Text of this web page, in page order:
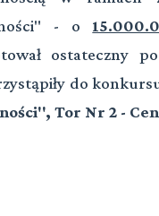
- o
ostateczny
do
Tor Nr 2 -